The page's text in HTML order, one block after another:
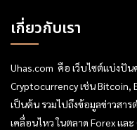
เกี่ยวกับเรา
Uhas.com คือ เว็บไซต์แบ่งปัน
Cryptocurrency เช่น Bitcoin,
เป็นต้น รวมไปถึงข้อมูลข่าวสาร
เคลื่อนไหว ในตลาด Forex แล